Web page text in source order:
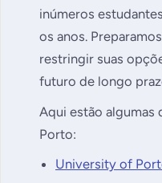
inúmeros
os anos.
restringir suas
futuro de longo
Aqui estão algumas
Porto:
University of